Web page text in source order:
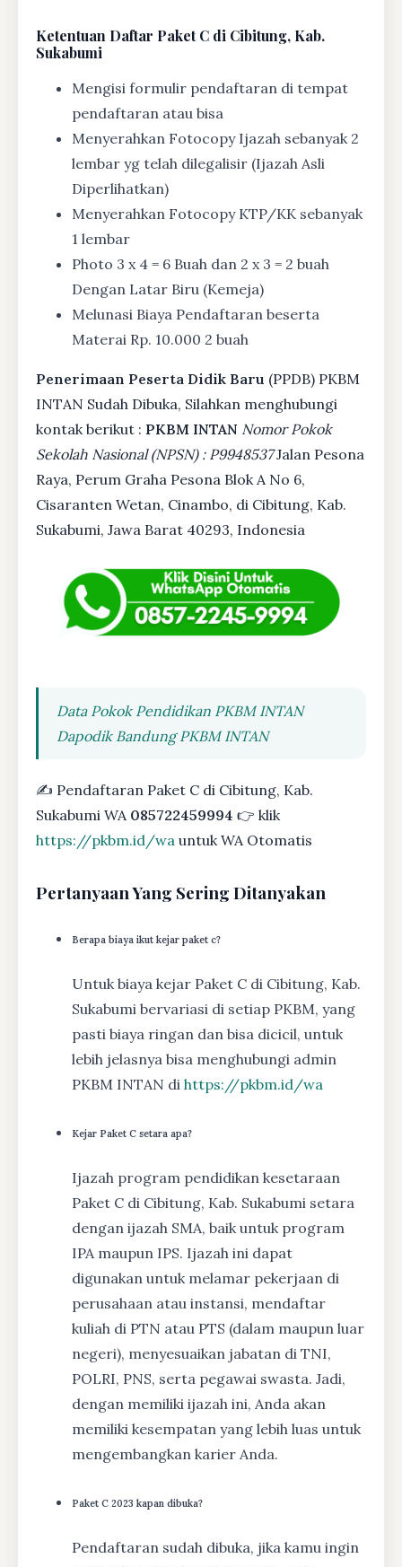
Ketentuan Daftar Paket C di Cibitung, Kab.
Sukabumi
Mengisi formulir pendaftaran di tempat
pendaftaran atau bisa
Menyerahkan Fotocopy Ijazah sebanyak 2
lembar yg telah dilegalisir (Ijazah Asli
Diperlihatkan)
Menyerahkan Fotocopy KTP/KK sebanyak
1 lembar
Photo 3 x 4 = 6 Buah dan 2 x 3 = 2 buah
Dengan Latar Biru (Kemeja)
Melunasi Biaya Pendaftaran beserta
Materai Rp. 10.000 2 buah
Penerimaan Peserta Didik Baru (PPDB) PKBM
INTAN Sudah Dibuka, Silahkan menghubungi
kontak berikut : PKBM INTAN Nomor Pokok
Sekolah Nasional (NPSN) : P9948537Jalan Pesona
Raya, Perum Graha Pesona Blok A No 6,
Cisaranten Wetan, Cinambo, di Cibitung, Kab.
Sukabumi, Jawa Barat 40293, Indonesia
Data Pokok Pendidikan PKBM INTAN
Dapodik Bandung PKBM INTAN
✍ Pendaftaran Paket C di Cibitung, Kab.
Sukabumi WA 085722459994 👉 klik
https://pkbm.id/wa untuk WA Otomatis
Pertanyaan Yang Sering Ditanyakan
Berapa biaya ikut kejar paket c?
Untuk biaya kejar Paket C di Cibitung, Kab.
Sukabumi bervariasi di setiap PKBM, yang
pasti biaya ringan dan bisa dicicil, untuk
lebih jelasnya bisa menghubungi admin
PKBM INTAN di https://pkbm.id/wa
Kejar Paket C setara apa?
Ijazah program pendidikan kesetaraan
Paket C di Cibitung, Kab. Sukabumi setara
dengan ijazah SMA, baik untuk program
IPA maupun IPS. Ijazah ini dapat
digunakan untuk melamar pekerjaan di
perusahaan atau instansi, mendaftar
kuliah di PTN atau PTS (dalam maupun luar
negeri), menyesuaikan jabatan di TNI,
POLRI, PNS, serta pegawai swasta. Jadi,
dengan memiliki ijazah ini, Anda akan
memiliki kesempatan yang lebih luas untuk
mengembangkan karier Anda.
Paket C 2023 kapan dibuka?
Pendaftaran sudah dibuka, jika kamu ingin